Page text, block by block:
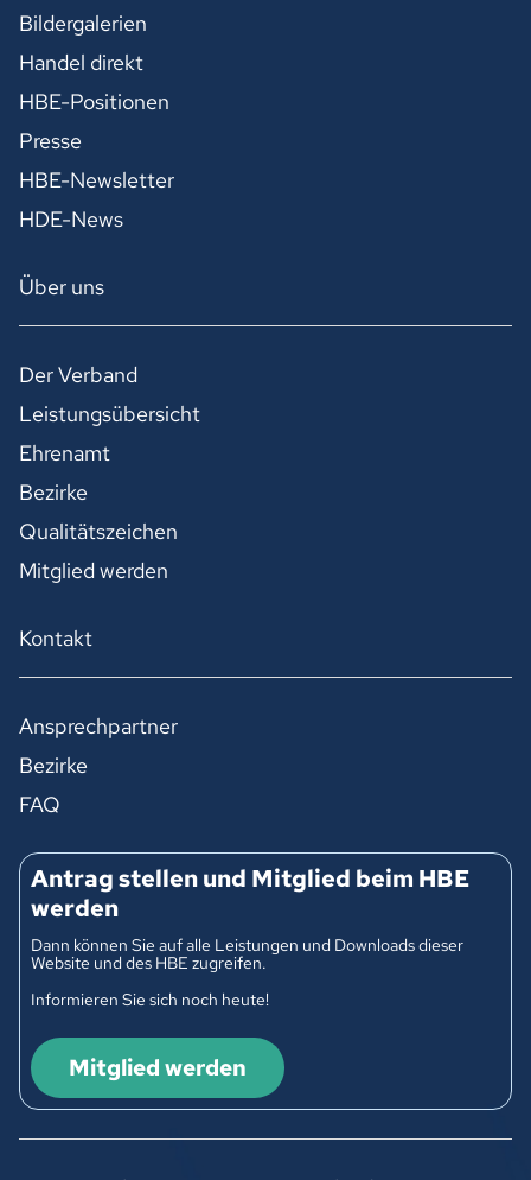
Bildergalerien
Handel direkt
HBE-Positionen
Presse
HBE-Newsletter
HDE-News
Über uns
Der Verband
Leistungsübersicht
Ehrenamt
Bezirke
Qualitätszeichen
Mitglied werden
Kontakt
Ansprechpartner
Bezirke
FAQ
Antrag stellen und Mitglied beim HBE
werden
Dann können Sie auf alle Leistungen und Downloads dieser
Website und des HBE zugreifen.
Informieren Sie sich noch heute!
Mitglied werden